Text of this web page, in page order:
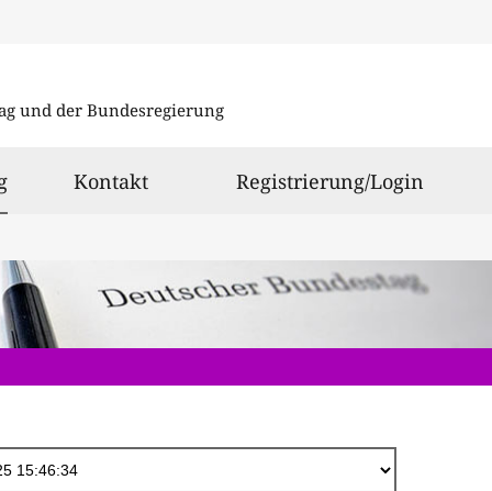
und der Bundesregierung
ausgewählt
Kontakt Registrierung/Login